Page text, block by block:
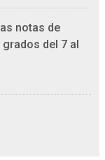
notas de
del 7 al